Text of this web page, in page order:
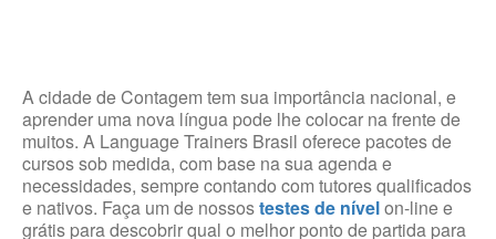
A cidade de Contagem tem sua importância nacional, e
aprender uma nova língua pode lhe colocar na frente de
muitos. A Language Trainers Brasil oferece pacotes de
cursos sob medida, com base na sua agenda e
necessidades, sempre contando com tutores qualificados
e nativos. Faça um de nossostestes de nívelon-line e
grátis para descobrir qual o melhor ponto de partida para